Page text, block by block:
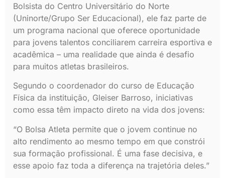
Bolsista do Centro Universitário do Norte
(Uninorte/Grupo Ser Educacional), ele faz parte de
um programa nacional que oferece oportunidade
para jovens talentos conciliarem carreira esportiva e
acadêmica – uma realidade que ainda é desafio
para muitos atletas brasileiros.
Segundo o coordenador do curso de Educação
Física da instituição, Gleiser Barroso, iniciativas
como essa têm impacto direto na vida dos jovens:
“O Bolsa Atleta permite que o jovem continue no
alto rendimento ao mesmo tempo em que constrói
sua formação profissional. É uma fase decisiva, e
esse apoio faz toda a diferença na trajetória deles.”